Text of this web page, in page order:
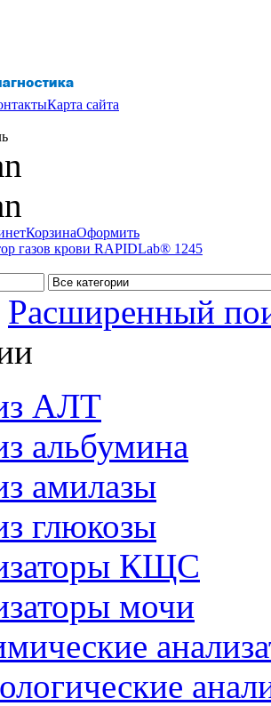
Карта сайта
КорзинаОформить
газов крови RAPIDLab® 1245
Расширенный
АЛТ
альбумина
амилазы
глюкозы
КЩС
мочи